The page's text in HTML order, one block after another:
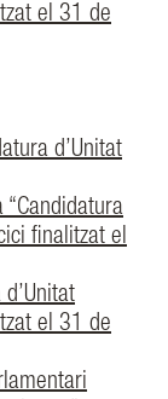
el 31 de
d’Unitat
finalitzat el
el 31 de